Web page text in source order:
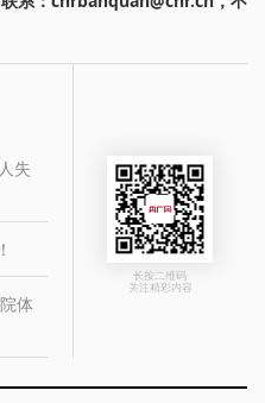
失
体
长按二维码
关注精彩内容